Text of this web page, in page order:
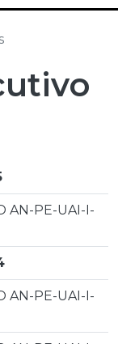
AN-PE-UAI-I-
AN-PE-UAI-I-